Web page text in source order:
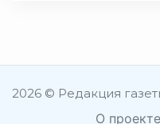
2026 © Редакция
О проекте